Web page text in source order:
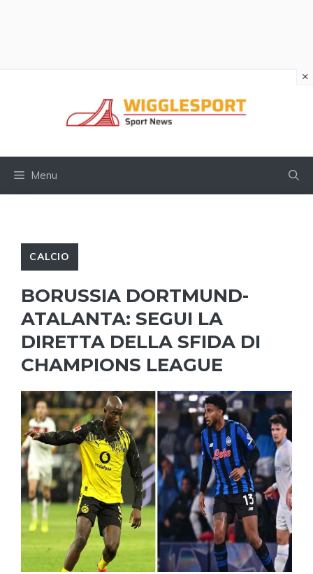
Menu
CALCIO
BORUSSIA DORTMUND-
ATALANTA: SEGUI LA
DIRETTA DELLA SFIDA DI
CHAMPIONS LEAGUE
×